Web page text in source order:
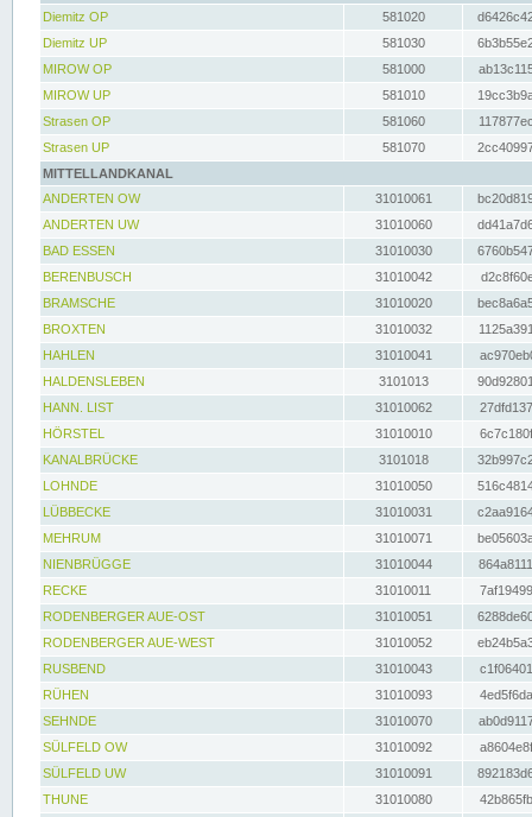
Diemitz OP
581020
Diemitz UP
581030
MIROW OP
581000
MIROW UP
581010
Strasen OP
581060
Strasen UP
581070
MITTELLANDKANAL
ANDERTEN OW
31010061
ANDERTEN UW
31010060
BAD ESSEN
31010030
BERENBUSCH
31010042
BRAMSCHE
31010020
BROXTEN
31010032
HAHLEN
31010041
HALDENSLEBEN
3101013
HANN. LIST
31010062
HÖRSTEL
31010010
KANALBRÜCKE
3101018
LOHNDE
31010050
LÜBBECKE
31010031
MEHRUM
31010071
NIENBRÜGGE
31010044
RECKE
31010011
RODENBERGER AUE-OST
31010051
RODENBERGER AUE-WEST
31010052
RUSBEND
31010043
RÜHEN
31010093
SEHNDE
31010070
SÜLFELD OW
31010092
SÜLFELD UW
31010091
THUNE
31010080